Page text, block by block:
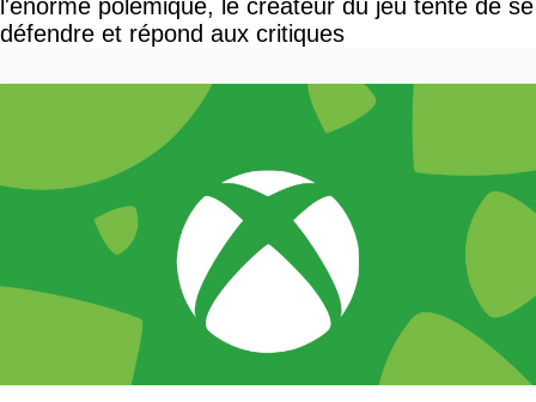
l'énorme polémique, le créateur du jeu tente de se
défendre et répond aux critiques